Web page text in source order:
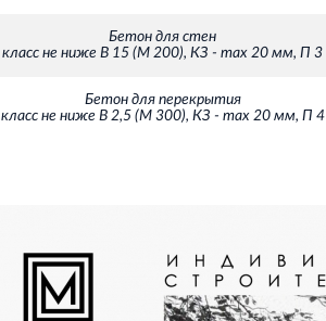
Бетон для стен
класс не ниже В 15 (М 200), КЗ - max 20 мм, П 3
Бетон для перекрытия
класс не ниже В 2,5 (М 300), КЗ - max 20 мм, П 4